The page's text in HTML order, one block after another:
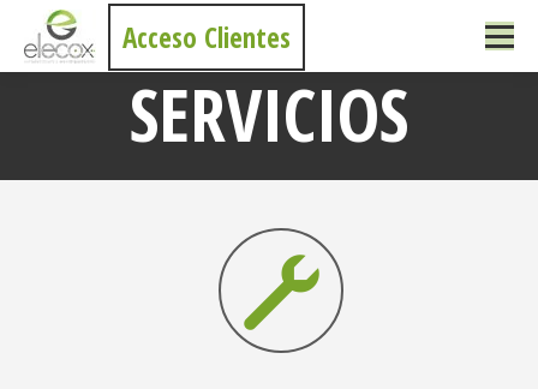
Acceso Clientes
SERVICIOS
Estás aquí: